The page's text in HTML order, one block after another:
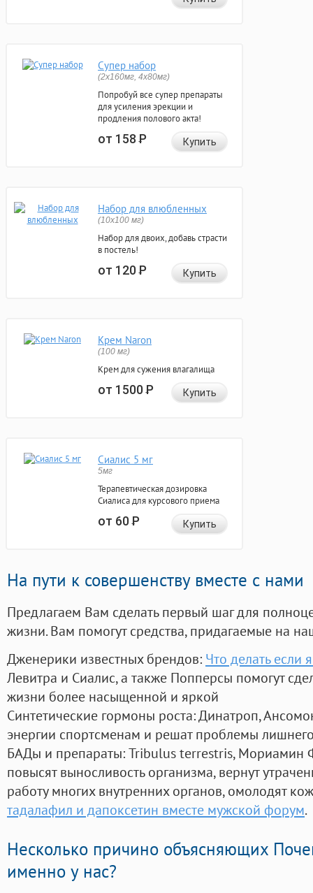
Супер набор
(2х160мг, 4х80мг)
Попробуй все супер препараты
для усиления эрекции и
продления полового акта!
от 158Р Купить
Набор для влюбленных
(10х100 мг)
Набор для двоих, добавь страсти
в постель!
от 120Р Купить
Крем Naron
(100 мг)
Крем для сужения влагалища
от 1500Р Купить
Сиалис 5 мг
5мг
Терапевтическая дозировка
Сиалиса для курсового приема
от 60Р Купить
На пути к совершенству вместе с нами
Предлагаем Вам сделать первый шаг для
жизни. Вам помогут средства, придагаемые на
Дженерики известных брендов: Что делать если
Левитра и Сиалис, а также Попперсы помогут
жизни более насыщенной и яркой
Синтетические гормоны роста: Динатроп,
энергии спортсменам и решат проблемы
БАДы и препараты:Tribulus terrestris, Мориамин
повысят выносливость организма, вернут
работу многих внутренних органов, омолодят
тадалафил и дапоксетин вместе мужской форум.
Несколько причино объясняющих
именно у нас?